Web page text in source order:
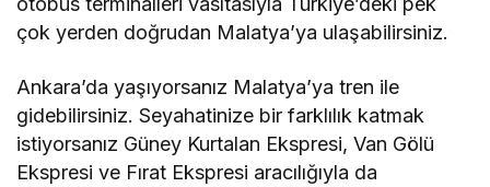
çok yerden doğrudan Malatya’ya ulaşabilirsiniz.
Ankara’da yaşıyorsanız Malatya’ya tren ile
gidebilirsiniz. Seyahatinize bir farklılık katmak
istiyorsanız Güney Kurtalan Ekspresi, Van Gölü
Ekspresi ve Fırat Ekspresi aracılığıyla da